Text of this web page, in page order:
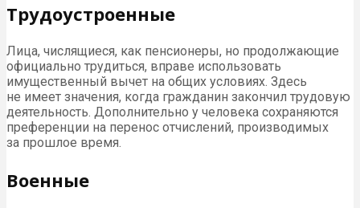
Трудоустроенные
Лица, числящиеся, как пенсионеры, но продолжающие
официально трудиться, вправе использовать
имущественный вычет на общих условиях. Здесь
не имеет значения, когда гражданин закончил трудовую
деятельность. Дополнительно у человека сохраняются
преференции на перенос отчислений, производимых
за прошлое время.
Военные